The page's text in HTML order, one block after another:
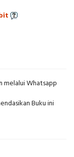
melalui Whatsapp
Buku ini